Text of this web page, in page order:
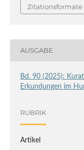
Zitationsformate
AUSGABE
Bd. 90 (2025):
Erkundungen im
RUBRIK
Artikel